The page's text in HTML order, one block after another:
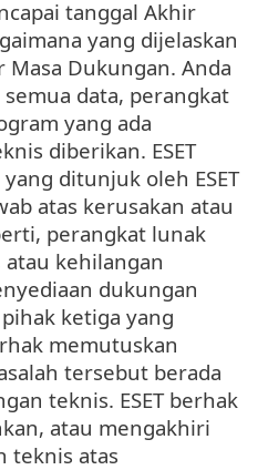
tanggal Akhir
yang dijelaskan
Masa Dukungan. Anda
data, perangkat
yang ada
diberikan. ESET
ditunjuk oleh ESET
atas kerusakan atau
perangkat lunak
kehilangan
dukungan
ketiga yang
memutuskan
tersebut berada
teknis. ESET berhak
atau mengakhiri
teknis atas